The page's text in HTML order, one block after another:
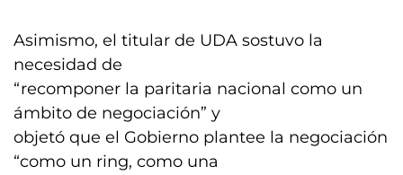
Asimismo, el titular de UDA sostuvo la
necesidad de
“recomponer la paritaria nacional como un
ámbito de negociación” y
objetó que el Gobierno plantee la negociación
“como un ring, como una